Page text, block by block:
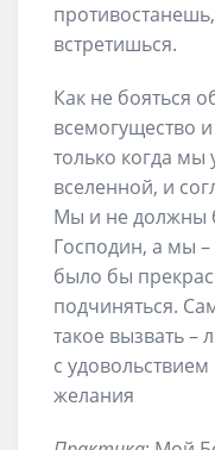
встретишься.
Как не бояться
всемогущество
только когда мы
вселенной, и
Мы и не должны
Господин, а мы –
было бы
подчиняться.
такое вызвать –
с
желания